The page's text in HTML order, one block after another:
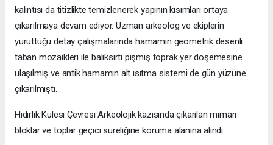
kalıntısı da titizlikte temizlenerek yapının kısımları ortaya
çıkarılmaya devam ediyor. Uzman arkeolog ve ekiplerin
yürüttüğü detay çalışmalarında hamamın geometrik desenli
taban mozaikleri ile balıksırtı pişmiş toprak yer döşemesine
ulaşılmış ve antik hamamın alt ısıtma sistemi de gün yüzüne
çıkarılmıştı.
Hıdırlık Kulesi Çevresi Arkeolojik kazısında çıkarılan mimari
bloklar ve toplar geçici süreliğine koruma alanına alındı.